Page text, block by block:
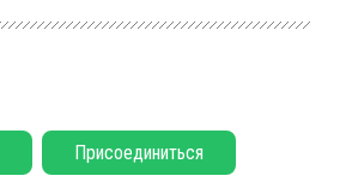
Присоединиться